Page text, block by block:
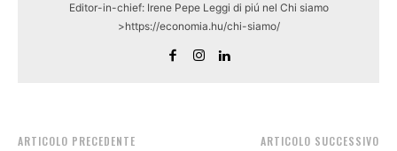
Editor-in-chief: Irene Pepe Leggi di piú nel Chi siamo
>https://economia.hu/chi-siamo/
ARTICOLO PRECEDENTE ARTICOLO SUCCESSIVO